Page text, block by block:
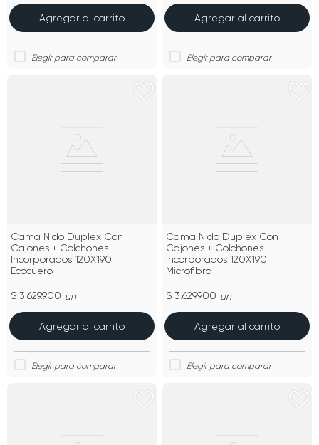
Agregar al carrito Agregar al carrito
Cama Nido Duplex Con
Cajones + Colchones
Incorporados 120X190
Ecocuero
$ 3.629.900 un
Agregar al carrito
Cama Nido Duplex Con
Cajones + Colchones
Incorporados 120X190
Microfibra
$ 3.629.900 un
Agregar al carrito